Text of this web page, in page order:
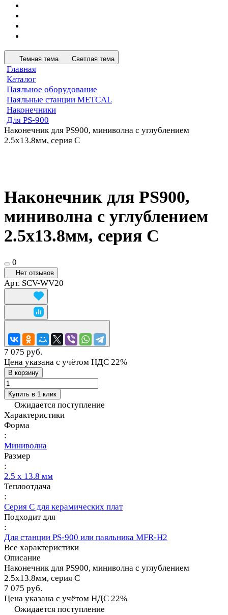
Темная тема Светлая тема
Главная
Каталог
Паяльное оборудование
Паяльные станции METCAL
Наконечники
Для PS-900
Наконечник для PS900, миниволна с углублением
2.5х13.8мм, серия C
Наконечник для PS900,
миниволна с углублением
2.5х13.8мм, серия C
0
Нет отзывов
Арт. SCV-WV20
7 075 руб.
Цена указана с учётом НДС 22%
В корзину
Купить в 1 клик
Ожидается поступление
Характеристики
Форма
:
Миниволна
Размер
:
2.5 х 13.8 мм
Теплоотдача
:
Серия C для керамических плат
Подходит для
:
Для станции PS-900 или паяльника MFR-H2
Все характеристики
Описание
Наконечник для PS900, миниволна с углублением
2.5х13.8мм, серия C
7 075 руб.
Цена указана с учётом НДС 22%
Ожидается поступление